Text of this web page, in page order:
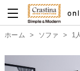
ダイニングテーブルセ
ホーム > ソファ > 1